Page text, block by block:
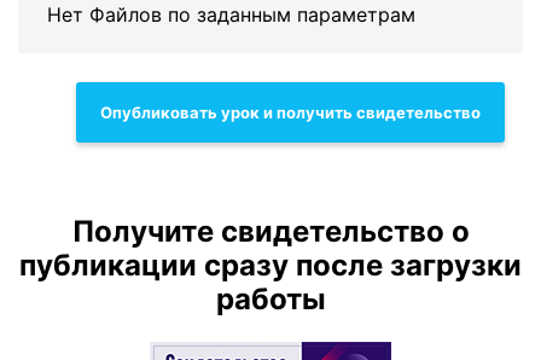
Нет Файлов по заданным параметрам
Опубликовать урок и получить свидетельство
Получите свидетельство о
публикации сразу после загрузки
работы